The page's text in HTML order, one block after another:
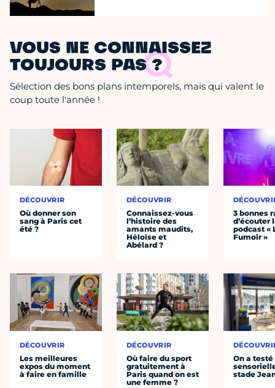
VOUS NE CONNAISSEZ
TOUJOURS PAS ?
Sélection des bons plans intemporels, mais qui valent le
coup toute l'année !
DÉCOUVRIR
Où donner son
sang à Paris cet
été ?
DÉCOUVRIR
Les meilleures
expos du moment
à faire en famille
DÉCOUVRIR
Connaissez-vous
l’histoire des
amants maudits,
Héloïse et
Abélard ?
DÉCOUVRIR
Où faire du sport
gratuitement à
Paris quand on est
une femme ?
3 bonnes
d’écouter
podcast «
Fumoir »
On a
stade